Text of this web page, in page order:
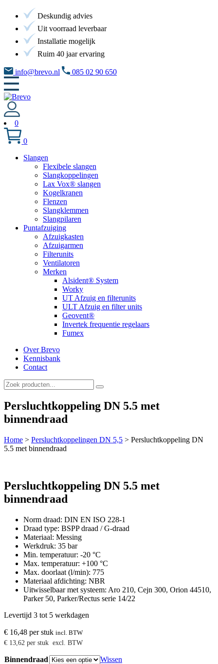
Deskundig advies
Uit voorraad leverbaar
Installatie mogelijk
Ruim 40 jaar ervaring
info@brevo.nl 085 02 90 650
0
0
Slangen
Flexibele slangen
Slangkoppelingen
Lax Vox® slangen
Kogelkranen
Flenzen
Slangklemmen
Slangpilaren
Puntafzuiging
Afzuigkasten
Afzuigarmen
Filterunits
Ventilatoren
Merken
Alsident® System
Worky
UT Afzuig en filterunits
ULT Afzuig en filter units
Geovent®
Invertek frequentie regelaars
Fumex
Over Brevo
Kennisbank
Contact
Persluchtkoppeling DN 5.5 met
binnendraad
Home > Persluchtkoppelingen DN 5,5 > Persluchtkoppeling DN
5.5 met binnendraad
Persluchtkoppeling DN 5.5 met
binnendraad
Norm draad: DIN EN ISO 228-1
Draad type: BSPP draad / G-draad
Materiaal: Messing
Werkdruk: 35 bar
Min. temperatuur: -20 °C
Max. temperatuur: +100 °C
Max. doorlaat (l/min): 775
Materiaal afdichting: NBR
Uitwisselbaar met systeem: Aro 210, Cejn 300, Orion 44510,
Parker 50, Parker/Rectus serie 14/22
Levertijd 3 tot 5 werkdagen
€ 16,48 per stuk incl. BTW
€ 13,62 per stuk excl. BTW
Binnendraad
Wissen